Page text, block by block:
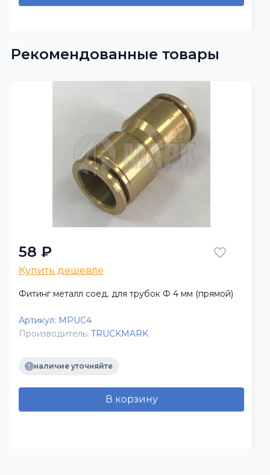
Рекомендованные товары
58 ₽
Купить дешевле
Фитинг металл соед. для трубок Ф 4 мм (прямой)
Артикул: MPUC4
Производитель: TRUCKMARK
наличие уточняйте
В корзину